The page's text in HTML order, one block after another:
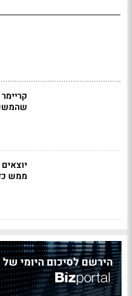
ממש
הירשם לסיכום היומי